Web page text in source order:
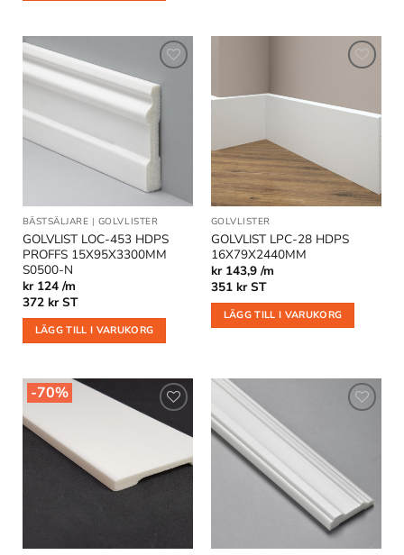
Lägg till
önskelistan
BÄSTSÄLJARE | GOLVLISTER
GOLVLIST LOC-453 HDPS
PROFFS 15X95X3300MM
S0500-N
kr 124 /m
372 kr ST
LÄGG TILL I VARUKORG
i
GOLVLISTER
GOLVLIST LPC-28 HDPS
16X79X2440MM
kr 143,9 /m
351 kr ST
LÄGG TILL I VARUKORG
-70%
önskelistan
önskelistan